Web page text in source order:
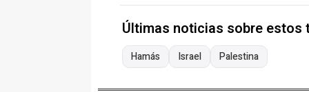
Últimas noticias sobre estos
Hamás Israel Palestina